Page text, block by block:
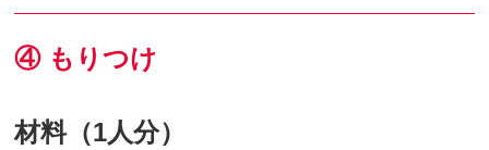
④ もりつけ
材料（1人分）